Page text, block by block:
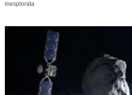
inesplorata